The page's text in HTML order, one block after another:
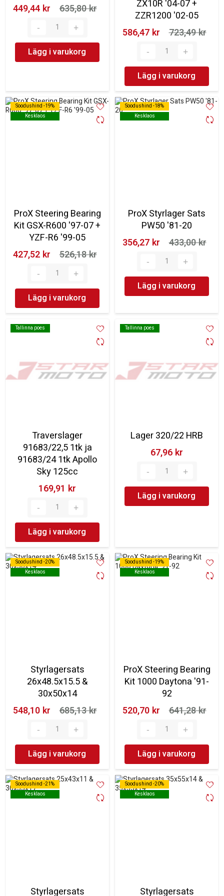
449,44 kr‎
635,80 kr‎
Lägg i varukorg
ZX10R '04-07 +
ZZR1200 '02-05
586,47 kr‎
723,49 kr‎
Lägg i varukorg
Soodushind -19%
Kesklaos
Soodushind -19%
Kesklaos
ProX Steering Bearing
Kit GSX-R600 '97-07 +
YZF-R6 '99-05
427,52 kr‎
526,18 kr‎
Lägg i varukorg
Soodushind -18%
Kesklaos
Soodushind -18%
Kesklaos
ProX Styrlager Sats
PW50 '81-20
356,27 kr‎
433,00 kr‎
Lägg i varukorg
Tallinna poes
Tallinna poes
Traverslager
91683/22,5 1tk ja
91683/24 1tk Apollo
Sky 125cc
169,91 kr‎
Lägg i varukorg
Tallinna poes
Tallinna poes
Lager 320/22 HRB
67,96 kr‎
Lägg i varukorg
Soodushind -20%
Kesklaos
Soodushind -20%
Kesklaos
Styrlagersats
26x48.5x15.5 &
30x50x14
548,10 kr‎
685,13 kr‎
Lägg i varukorg
Soodushind -19%
Kesklaos
Soodushind -19%
Kesklaos
ProX Steering Bearing
Kit 1000 Daytona '91-
92
520,70 kr‎
641,28 kr‎
Lägg i varukorg
Soodushind -21%
Kesklaos
Soodushind -21%
Kesklaos
Styrlagersats
Soodushind -20%
Kesklaos
Soodushind -20%
Kesklaos
Styrlagersats